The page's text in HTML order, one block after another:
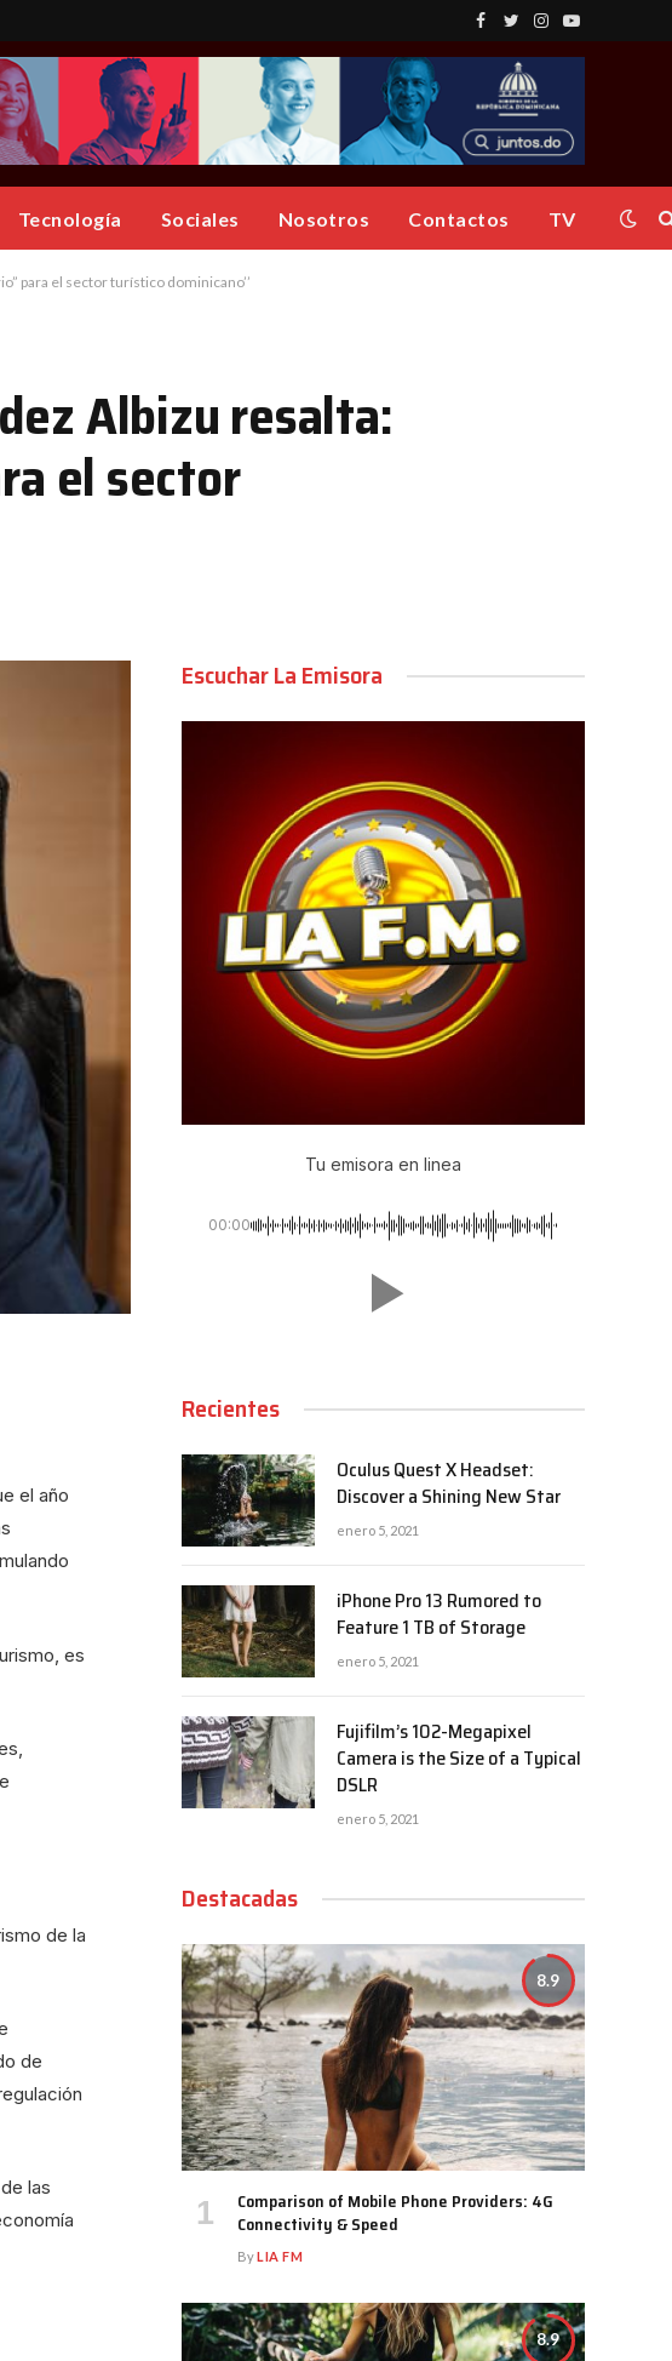
Facebook
TwitterInstagram
YouTube
Tecnología Sociales Nosotros Contactos TV
para el sector turístico dominicano’’
Albizu resalta:
el sector
el año
es
de la
de
las
Escuchar La Emisora
Tu emisora en linea
00:00
Recientes
Oculus Quest X Headset:
Discover a Shining New Star
enero 5, 2021
iPhone Pro 13 Rumored to
Feature 1 TB of Storage
enero 5, 2021
Fujifilm’s 102-Megapixel
Camera is the Size of a Typical
DSLR
enero 5, 2021
Destacadas
8.9
Comparison of Mobile Phone Providers: 4G
Connectivity & Speed
ByLIA FM
8.9